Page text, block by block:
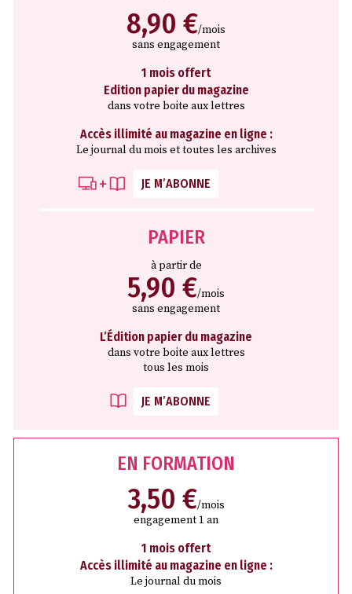
8,90 €/mois
sans engagement
1 mois offert
Edition papier du magazine
dans votre boite aux lettres
Accès illimité au magazine en ligne :
Le journal du mois et toutes les archives
JE M’ABONNE
PAPIER
à partir de
5,90 €/mois
sans engagement
L’Édition papier du magazine
dans votre boite aux lettres
tous les mois
JE M’ABONNE
EN FORMATION
3,50 €/mois
engagement 1 an
1 mois offert
Accès illimité au magazine en ligne :
Le journal du mois